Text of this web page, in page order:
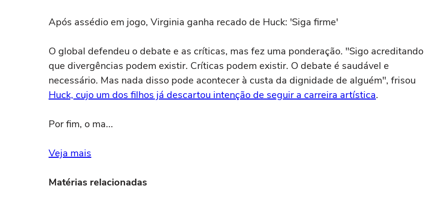
Após assédio em jogo, Virginia ganha recado de Huck: 'Siga firme'
O global defendeu o debate e as críticas, mas fez uma ponderação. "Sigo acreditando
que divergências podem existir. Críticas podem existir. O debate é saudável e
necessário. Mas nada disso pode acontecer à custa da dignidade de alguém", frisou
Huck, cujo um dos filhos já descartou intenção de seguir a carreira artística.
Por fim, o ma...
Veja mais
Matérias relacionadas